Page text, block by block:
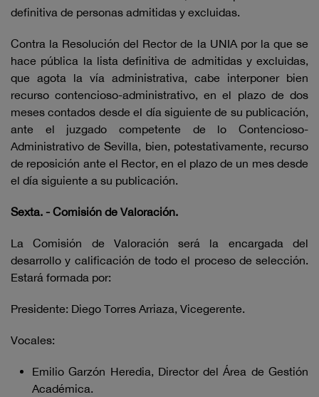
definitiva de personas admitidas y excluidas.
Contra la Resolución del Rector de la UNIA por la que se
hace pública la lista definitiva de admitidas y excluidas,
que agota la vía administrativa, cabe interponer bien
recurso contencioso-administrativo, en el plazo de dos
meses contados desde el día siguiente de su publicación,
ante el juzgado competente de lo Contencioso-
Administrativo de Sevilla, bien, potestativamente, recurso
de reposición ante el Rector, en el plazo de un mes desde
el día siguiente a su publicación.
Sexta. - Comisión de Valoración.
La Comisión de Valoración será la encargada del
desarrollo y calificación de todo el proceso de selección.
Estará formada por:
Presidente: Diego Torres Arriaza, Vicegerente.
Vocales:
Emilio Garzón Heredia, Director del Área de Gestión
Académica.